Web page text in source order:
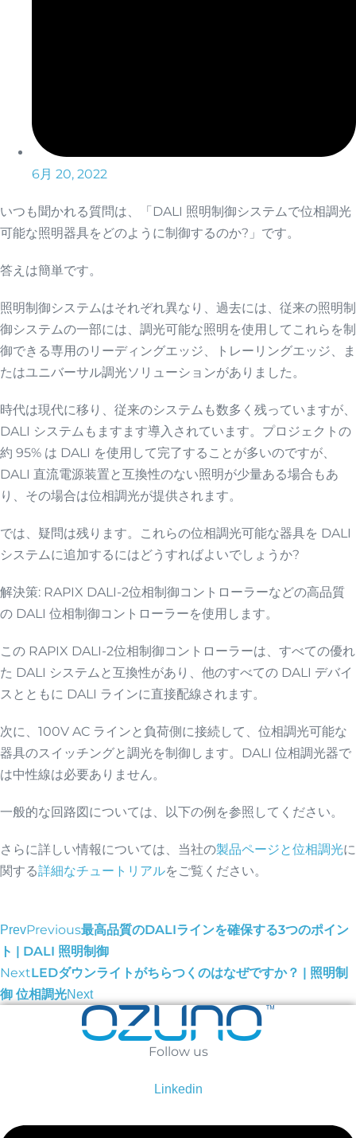
6月 20, 2022
いつも聞かれる質問は、「DALI 照明制御システムで位相調光
可能な照明器具をどのように制御するのか?」です。
答えは簡単です。
照明制御システムはそれぞれ異なり、過去には、従来の照明制
御システムの一部には、調光可能な照明を使用してこれらを制
御できる専用のリーディングエッジ、トレーリングエッジ、ま
たはユニバーサル調光ソリューションがありました。
時代は現代に移り、従来のシステムも数多く残っていますが、
DALI システムもますます導入されています。プロジェクトの
約 95% は DALI を使用して完了することが多いのですが、
DALI 直流電源装置と互換性のない照明が少量ある場合もあ
り、その場合は位相調光が提供されます。
では、疑問は残ります。これらの位相調光可能な器具を DALI
システムに追加するにはどうすればよいでしょうか?
解決策: RAPIX DALI-2位相制御コントローラーなどの高品質
の DALI 位相制御コントローラーを使用します。
この RAPIX DALI-2位相制御コントローラーは、すべての優れ
た DALI システムと互換性があり、他のすべての DALI デバイ
スとともに DALI ラインに直接配線されます。
次に、100V AC ラインと負荷側に接続して、位相調光可能な
器具のスイッチングと調光を制御します。DALI 位相調光器で
は中性線は必要ありません。
一般的な回路図については、以下の例を参照してください。
さらに詳しい情報については、当社の製品ページと位相調光に
関する詳細なチュートリアルをご覧ください。
PrevPrevious最高品質のDALIラインを確保する3つのポイン
ト | DALI 照明制御
NextLEDダウンライトがちらつくのはなぜですか？ | 照明制
御 位相調光Next
Follow us
Linkedin